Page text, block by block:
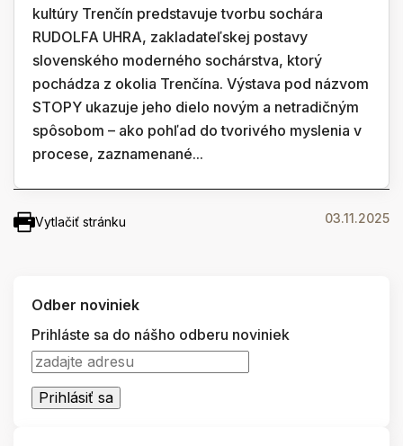
kultúry Trenčín predstavuje tvorbu sochára
RUDOLFA UHRA, zakladateľskej postavy
slovenského moderného sochárstva, ktorý
pochádza z okolia Trenčína. Výstava pod názvom
STOPY ukazuje jeho dielo novým a netradičným
spôsobom – ako pohľad do tvorivého myslenia v
procese, zaznamenané...
Vytlačiť stránku 03.11.2025
Odber noviniek
Prihláste sa do nášho odberu noviniek